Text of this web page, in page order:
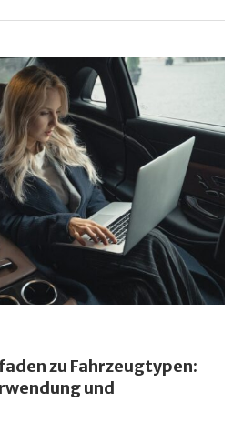
zu Fahrzeugtypen:
und